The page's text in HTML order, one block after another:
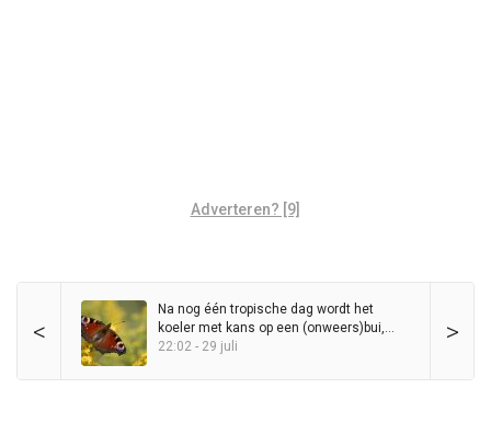
Adverteren? [9]
< >
Na nog één tropische dag wordt het
koeler met kans op een (onweers)bui,
maar zomer blijft in het zadel
22:02 - 29 juli